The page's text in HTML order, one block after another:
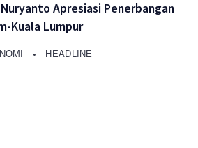
Apresiasi Penerbangan
Kuala Lumpur
HEADLINE